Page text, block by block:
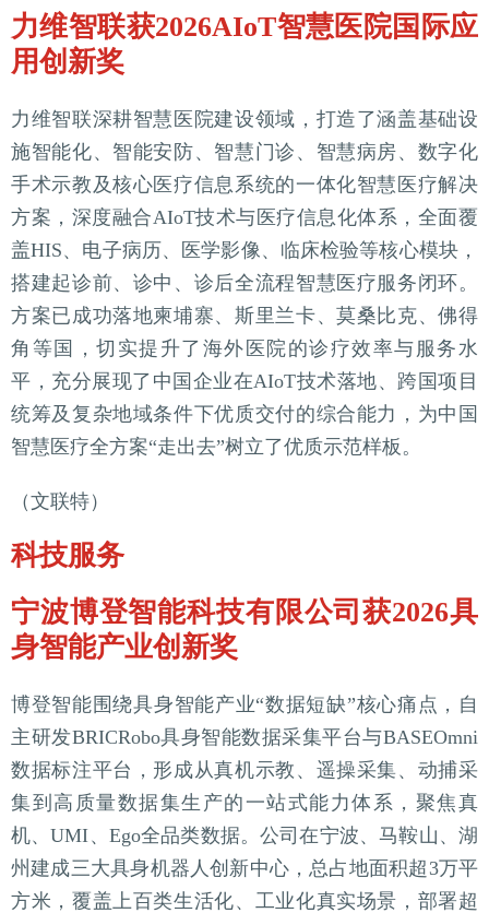
力维智联获2026AIoT智慧医院国际应
用创新奖
力维智联深耕智慧医院建设领域，打造了涵盖基础设
施智能化、智能安防、智慧门诊、智慧病房、数字化
手术示教及核心医疗信息系统的一体化智慧医疗解决
方案，深度融合AIoT技术与医疗信息化体系，全面覆
盖HIS、电子病历、医学影像、临床检验等核心模块，
搭建起诊前、诊中、诊后全流程智慧医疗服务闭环。
方案已成功落地柬埔寨、斯里兰卡、莫桑比克、佛得
角等国，切实提升了海外医院的诊疗效率与服务水
平，充分展现了中国企业在AIoT技术落地、跨国项目
统筹及复杂地域条件下优质交付的综合能力，为中国
智慧医疗全方案“走出去”树立了优质示范样板。
（文联特）
科技服务
宁波博登智能科技有限公司获2026具
身智能产业创新奖
博登智能围绕具身智能产业“数据短缺”核心痛点，自
主研发BRICRobo具身智能数据采集平台与BASEOmni
数据标注平台，形成从真机示教、遥操采集、动捕采
集到高质量数据集生产的一站式能力体系，聚焦真
机、UMI、Ego全品类数据。公司在宁波、马鞍山、湖
州建成三大具身机器人创新中心，总占地面积超3万平
方米，覆盖上百类生活化、工业化真实场景，部署超